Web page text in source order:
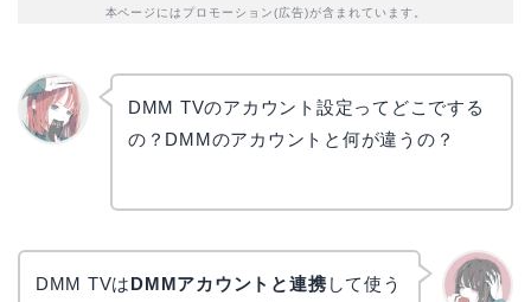
本ページにはプロモーション(広告)が含まれています。
DMM TVのアカウント設定ってどこでする
の？DMMのアカウントと何が違うの？
DMM TVはDMMアカウントと連携 して使う